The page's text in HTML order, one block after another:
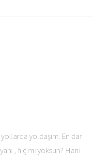
yollarda yoldaşım. En dar
, hiç mi yoksun? Hani